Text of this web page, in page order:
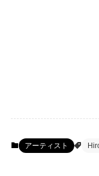
アーティスト